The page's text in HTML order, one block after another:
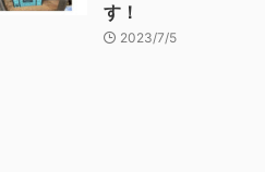
す！
2023/7/5